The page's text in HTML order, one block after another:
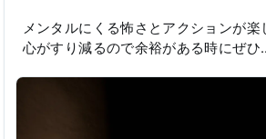
メンタルにくる怖さとアクションが楽
心がすり減るので余裕がある時にぜひ